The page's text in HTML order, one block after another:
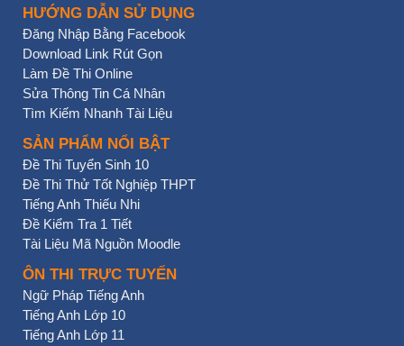
HƯỚNG DẪN SỬ DỤNG
Đăng Nhập Bằng Facebook
Download Link Rút Gọn
Làm Đề Thi Online
Sửa Thông Tin Cá Nhân
Tìm Kiếm Nhanh Tài Liệu
SẢN PHẨM NỔI BẬT
Đề Thi Tuyển Sinh 10
Đề Thi Thử Tốt Nghiệp THPT
Tiếng Anh Thiếu Nhi
Đề Kiểm Tra 1 Tiết
Tài Liệu Mã Nguồn Moodle
ÔN THI TRỰC TUYẾN
Ngữ Pháp Tiếng Anh
Tiếng Anh Lớp 10
Tiếng Anh Lớp 11